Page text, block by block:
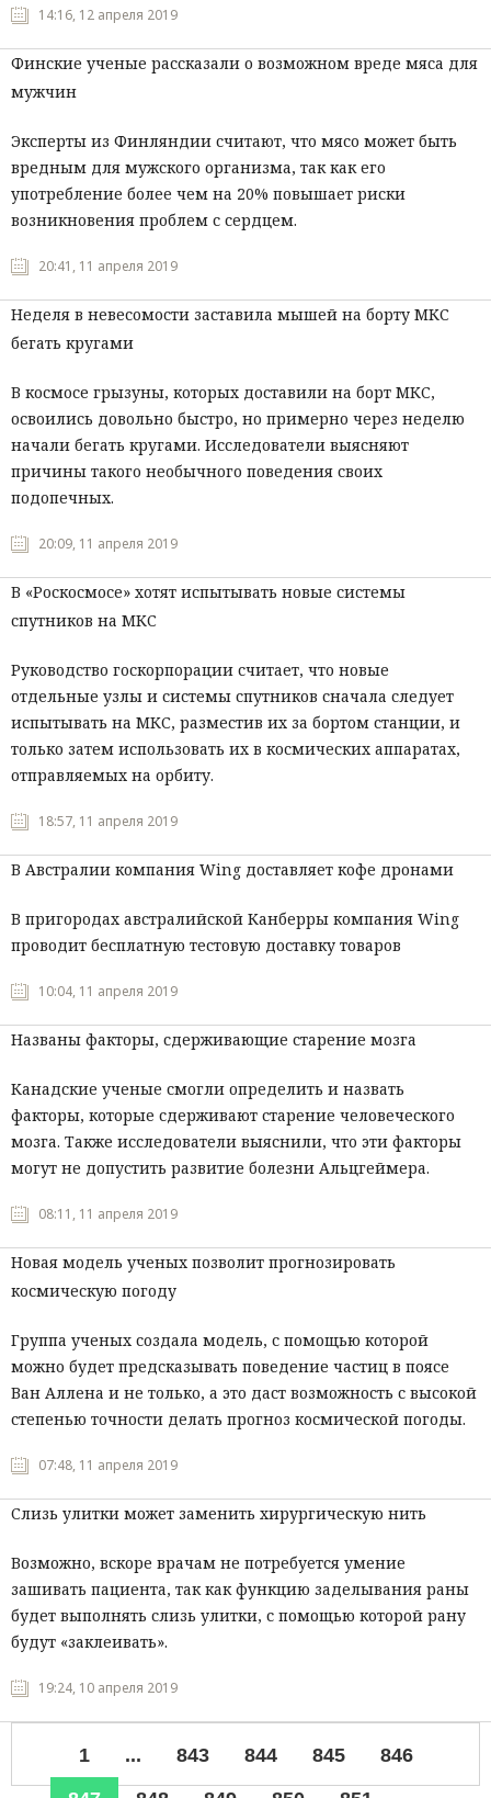
14:16, 12 апреля 2019
Финские ученые рассказали о возможном вреде мяса для
мужчин
Эксперты из Финляндии считают, что мясо может быть
вредным для мужского организма, так как его
употребление более чем на 20% повышает риски
возникновения проблем с сердцем.
20:41, 11 апреля 2019
Неделя в невесомости заставила мышей на борту МКС
бегать кругами
В космосе грызуны, которых доставили на борт МКС,
освоились довольно быстро, но примерно через неделю
начали бегать кругами. Исследователи выясняют
причины такого необычного поведения своих
подопечных.
20:09, 11 апреля 2019
В «Роскосмосе» хотят испытывать новые системы
спутников на МКС
Руководство госкорпорации считает, что новые
отдельные узлы и системы спутников сначала следует
испытывать на МКС, разместив их за бортом станции, и
только затем использовать их в космических аппаратах,
отправляемых на орбиту.
18:57, 11 апреля 2019
В Австралии компания Wing доставляет кофе дронами
В пригородах австралийской Канберры компания Wing
проводит бесплатную тестовую доставку товаров
10:04, 11 апреля 2019
Названы факторы, сдерживающие старение мозга
Канадские ученые смогли определить и назвать
факторы, которые сдерживают старение человеческого
мозга. Также исследователи выяснили, что эти факторы
могут не допустить развитие болезни Альцгеймера.
08:11, 11 апреля 2019
Новая модель ученых позволит прогнозировать
космическую погоду
Группа ученых создала модель, с помощью которой
можно будет предсказывать поведение частиц в поясе
Ван Аллена и не только, а это даст возможность с высокой
степенью точности делать прогноз космической погоды.
07:48, 11 апреля 2019
Слизь улитки может заменить хирургическую нить
Возможно, вскоре врачам не потребуется умение
зашивать пациента, так как функцию заделывания раны
будет выполнять слизь улитки, с помощью которой рану
будут «заклеивать».
19:24, 10 апреля 2019
1 ... 843 844 845
846